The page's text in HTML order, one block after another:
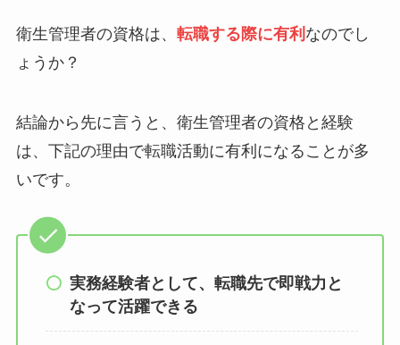
衛生管理者の資格は、 転職する際に有利 なのでし
ょうか？
結論から先に言うと、衛生管理者の資格と経験
は、下記の理由で転職活動に有利になることが多
いです。
実務経験者として、転職先で即戦力と
なって活躍できる